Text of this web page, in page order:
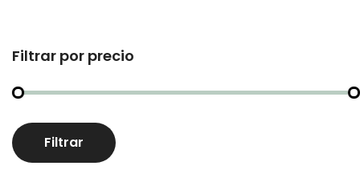
Filtrar por precio
Filtrar